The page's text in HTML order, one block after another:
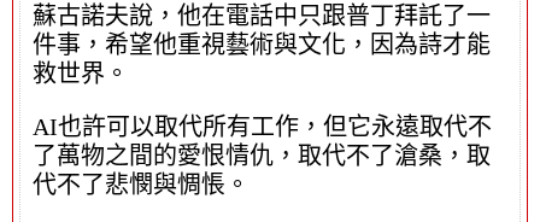
蘇古諾夫說，他在電話中只跟普丁拜託了一
件事，希望他重視藝術與文化，因為詩才能
救世界。
AI也許可以取代所有工作，但它永遠取代不
了萬物之間的愛恨情仇，取代不了滄桑，取
代不了悲憫與惆悵。